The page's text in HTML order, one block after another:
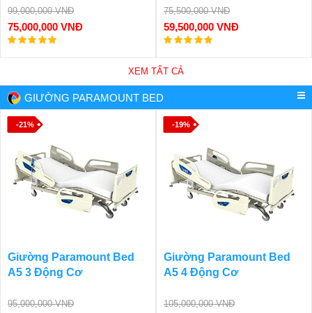
99,000,000 VNĐ
75,000,000 VNĐ
75,500,000 VNĐ
59,500,000 VNĐ
XEM TẤT CẢ
GIƯỜNG PARAMOUNT BED
-21%
Giường Paramount Bed
A5 3 Động Cơ
95,000,000 VNĐ
-19%
Giường Paramount Bed
A5 4 Động Cơ
105,000,000 VNĐ